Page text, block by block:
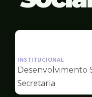
INSTITUCIONAL
Desenvolvimento
Secretaria